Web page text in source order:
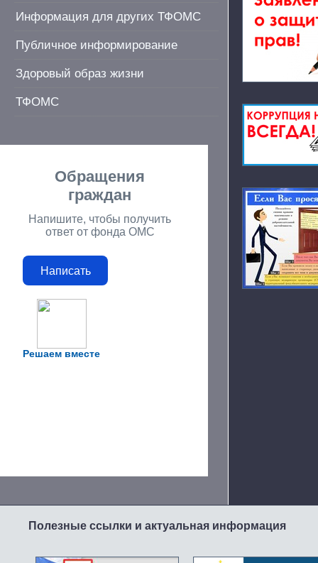
Информация для других ТФОМС
Публичное информирование
Здоровый образ жизни
ТФОМС
Решаем вместе
Обращения
граждан
Напишите, чтобы получить
ответ от фонда ОМС
Написать
Полезные ссылки и актуальная информация